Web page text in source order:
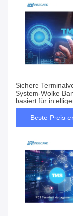
Sichere
System-Wolke
basiert für
Positions-
Beste Preis